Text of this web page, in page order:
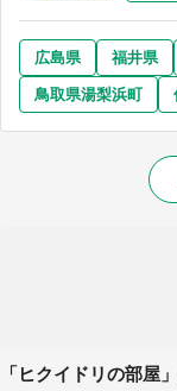
広島県 福井県
鳥取県湯梨浜町
「ヒクイドリの部屋